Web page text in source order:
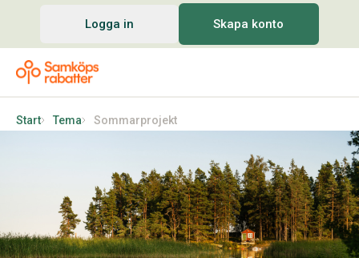
Logga in Skapa konto
Start Tema Sommarprojekt